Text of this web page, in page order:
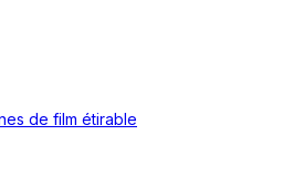
de film étirable